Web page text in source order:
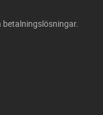
betalningslösningar.